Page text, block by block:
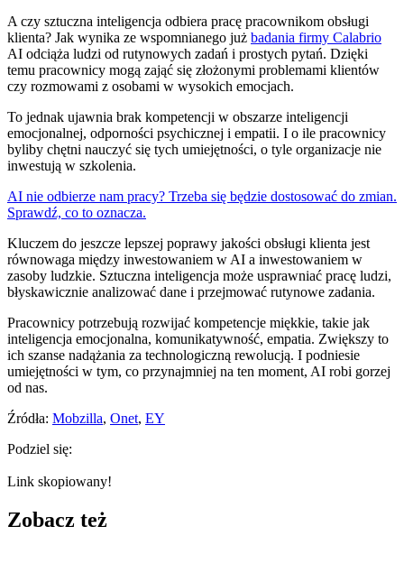
A czy sztuczna inteligencja odbiera pracę pracownikom obsługi
klienta? Jak wynika ze wspomnianego już badania firmy Calabrio
AI odciąża ludzi od rutynowych zadań i prostych pytań. Dzięki
temu pracownicy mogą zająć się złożonymi problemami klientów
czy rozmowami z osobami w wysokich emocjach.
To jednak ujawnia brak kompetencji w obszarze inteligencji
emocjonalnej, odporności psychicznej i empatii. I o ile pracownicy
byliby chętni nauczyć się tych umiejętności, o tyle organizacje nie
inwestują w szkolenia.
AI nie odbierze nam pracy? Trzeba się będzie dostosować do zmian.
Sprawdź, co to oznacza.
Kluczem do jeszcze lepszej poprawy jakości obsługi klienta jest
równowaga między inwestowaniem w AI a inwestowaniem w
zasoby ludzkie. Sztuczna inteligencja może usprawniać pracę ludzi,
błyskawicznie analizować dane i przejmować rutynowe zadania.
Pracownicy potrzebują rozwijać kompetencje miękkie, takie jak
inteligencja emocjonalna, komunikatywność, empatia. Zwiększy to
ich szanse nadążania za technologiczną rewolucją. I podniesie
umiejętności w tym, co przynajmniej na ten moment, AI robi gorzej
od nas.
Źródła: Mobzilla, Onet, EY
Podziel się:
Link skopiowany!
Zobacz też